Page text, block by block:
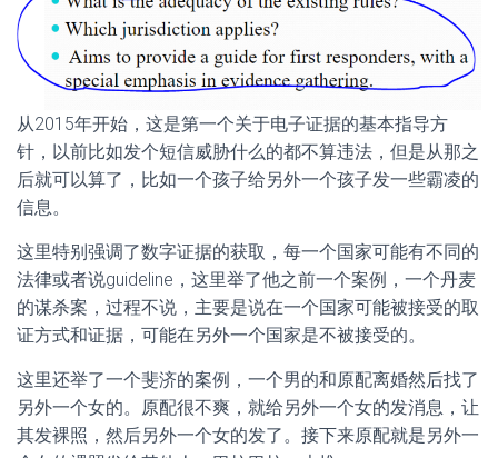
从2015年开始，这是第一个关于电子证据的基本指导方
针，以前比如发个短信威胁什么的都不算违法，但是从那之
后就可以算了，比如一个孩子给另外一个孩子发一些霸凌的
信息。
这里特别强调了数字证据的获取，每一个国家可能有不同的
法律或者说guideline，这里举了他之前一个案例，一个丹麦
的谋杀案，过程不说，主要是说在一个国家可能被接受的取
证方式和证据，可能在另外一个国家是不被接受的。
这里还举了一个斐济的案例，一个男的和原配离婚然后找了
另外一个女的。原配很不爽，就给另外一个女的发消息，让
其发裸照，然后另外一个女的发了。接下来原配就是另外一